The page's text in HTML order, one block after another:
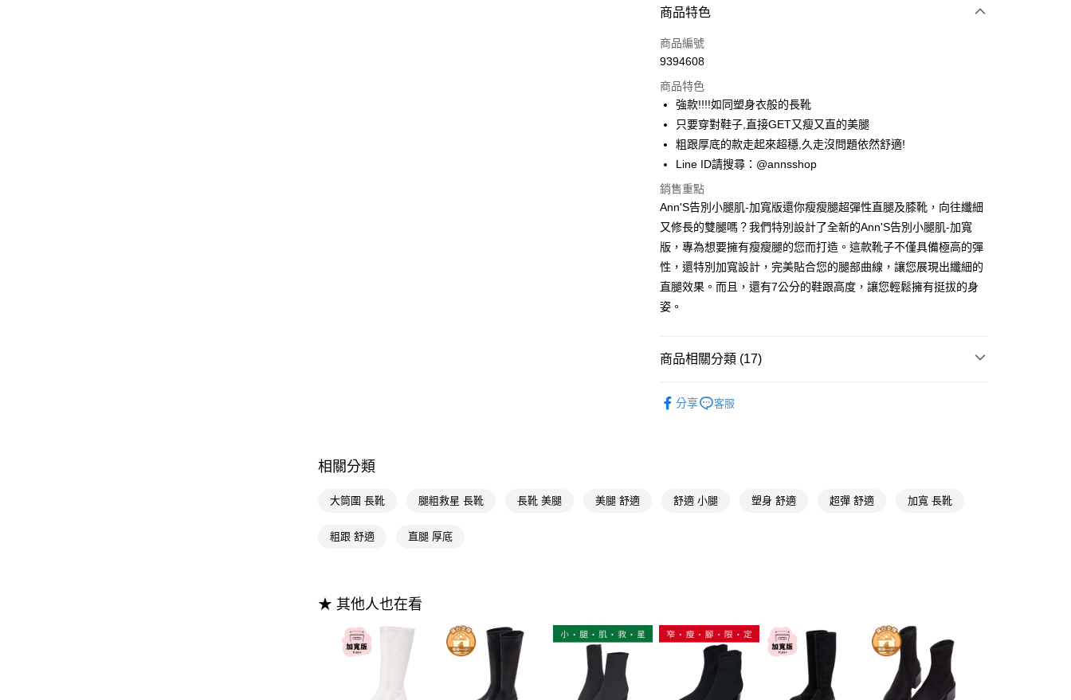
付款方式
信用卡一次付款
3 期 0 利率 每期 NT$926
合作金庫商業銀行
第一商業銀行
華南商業銀行
彰化商業銀行
國泰世華商業銀行
臺灣中小企業銀行
匯豐（台灣）商業銀行
華泰商業銀行
聯邦商業銀行
遠東國際商業銀行
玉山商業銀行
星展（台灣）商業銀行
台新國際商業銀行
中國信託商業銀行
台灣樂天信用卡公司
6 期 0 利率 每期NT$463
合作金庫商業銀行
第一商業銀行
華南商業銀行
國泰世華商業銀行
臺灣中小企業銀行
台中商業銀行
匯豐（台灣）商業銀行
華泰商業銀行
聯邦商業銀行
遠東國際商業銀行
元大商業銀行
永豐商業銀行
台新國際商業銀行
中國信託商業銀行
購物金
Apple Pay
悠遊付
Google Pay
大哥付你分期
1.本服務由台灣大哥大提供，台灣大哥大用戶可立即使用無須另外申請。
無法說明評估內容。
用戶於交易時，得透過本服務購買商品或服務，並由商店將買賣／分期付
款買賣價金債權讓與本公司後，依約使用本公司帳單繳交帳款。
2.基於同意付款使用「大哥付你分期」之契約關係目的，商店將以您的個人
資料（包含姓名、電話或地址）提供予台灣大哥大進項蒐集、處理及利
用，由本公司與您本人進行分期帳單所需資料之確認、核對及更正。
AFTEE先享後付
２．便利：只要手機號碼，簡訊認證，即可結帳。
３．安心：先確認商品／服務後，再付款。
絡購買商品的店家。未經商家同意取消之訂單仍視為有效，需透過AFTEE
先享後付繳納相關費用。
※ 交易是否成功請以「AFTEE先享後付 」之結帳頁面顯示為準，若有關於
是否繳費成功／繳費後需取消欲退款等相關疑問，請聯繫「AFTEE先享後
付客戶支援中心」 https://netprotections.freshdesk.com/support/home
運送方式
商品特色
商品編號
9394608
商品特色
強款!!!!如同塑身衣般的長靴
只要穿對鞋子,直接GET又瘦又直的美腿
粗跟厚底的款走起來超穩,久走沒問題依然舒適!
Line ID請搜尋：@annsshop
銷售重點
Ann'S告別小腿肌-加寬版還你瘦瘦腿超彈性直腿及膝靴，向往纖細
又修長的雙腿嗎？我們特別設計了全新的Ann'S告別小腿肌-加寬
版，專為想要擁有瘦瘦腿的您而打造。這款靴子不僅具備極高的彈
性，還特別加寬設計，完美貼合您的腿部曲線，讓您展現出纖細的
直腿效果。而且，還有7公分的鞋跟高度，讓您輕鬆擁有挺拔的身
姿。
商品相關分類 (17)
選款式 長靴
選款式 方頭鞋
羅馬腳
★訂製筒圍加寬版長靴
分享 客服
相關分類
大筒圍 長靴 腿粗救星 長靴 長靴 美腿 美腿 舒適 舒適 小腿 塑身 舒適 超彈 舒適 加寬 長靴
粗跟 舒適 直腿 厚底
★ 其他人也在看